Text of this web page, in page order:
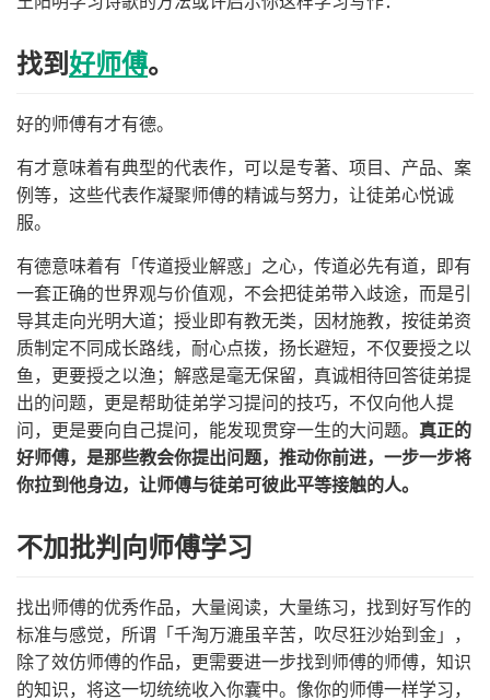
找到 好师傅。
好的师傅有才有德。
有才意味着有典型的代表作，可以是专著、项目、产品、案
例等，这些代表作凝聚师傅的精诚与努力，让徒弟心悦诚
服。
有德意味着有「传道授业解惑」之心，传道必先有道，即有
一套正确的世界观与价值观，不会把徒弟带入歧途，而是引
导其走向光明大道；授业即有教无类，因材施教，按徒弟资
质制定不同成长路线，耐心点拨，扬长避短，不仅要授之以
鱼，更要授之以渔；解惑是毫无保留，真诚相待回答徒弟提
出的问题，更是帮助徒弟学习提问的技巧，不仅向他人提
问，更是要向自己提问，能发现贯穿一生的大问题。 真正的
好师傅，是那些教会你提出问题，推动你前进，一步一步将
你拉到他身边，让师傅与徒弟可彼此平等接触的人。
不加批判向师傅学习
找出师傅的优秀作品，大量阅读，大量练习，找到好写作的
标准与感觉，所谓「千淘万漉虽辛苦，吹尽狂沙始到金」，
除了效仿师傅的作品，更需要进一步找到师傅的师傅，知识
的知识，将这一切统统收入你囊中。像你的师傅一样学习，